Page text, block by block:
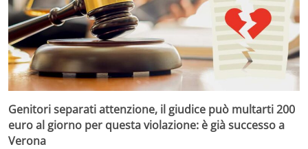
Genitori separati attenzione, il giudice può multarti 200
euro al giorno per questa violazione: è già successo a
Verona